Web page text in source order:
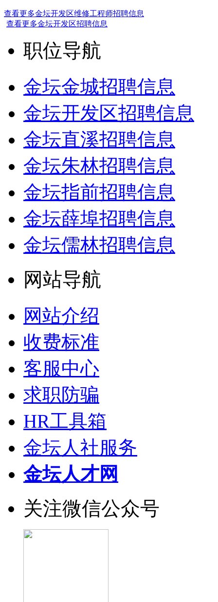
查看更多金坛开发区维修工程师招聘信息
查看更多金坛开发区招聘信息
职位导航
金坛金城招聘信息
金坛开发区招聘信息
金坛直溪招聘信息
金坛朱林招聘信息
金坛指前招聘信息
金坛薛埠招聘信息
金坛儒林招聘信息
网站导航
网站介绍
收费标准
客服中心
求职防骗
HR工具箱
金坛人社服务
金坛人才网
关注微信公众号